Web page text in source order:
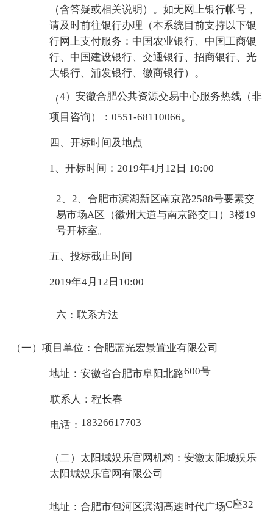
（含答疑或相关说明）。如无网上银行帐号，
请及时前往银行办理（本系统目前支持以下银
行网上支付服务：中国农业银行、中国工商银
行、中国建设银行、交通银行、招商银行、光
大银行、浦发银行、徽商银行）。
（4）安徽合肥公共资源交易中心服务热线（非
项目咨询）：0551-68110066。
四、开标时间及地点
1、开标时间：2019年4月12日 10:00
2、2、合肥市滨湖新区南京路2588号要素交
易市场A区（徽州大道与南京路交口）3楼19
号开标室。
五、投标截止时间
2019年4月12日10:00
六：联系方法
（一）项目单位：合肥蓝光宏景置业有限公司
地址：安徽省合肥市阜阳北路600号
联系人：程长春
电话： 18326617703
（二）太阳城娱乐官网机构：安徽太阳城娱乐
太阳城娱乐官网有限公司
地址：合肥市包河区滨湖高速时代广场C座32